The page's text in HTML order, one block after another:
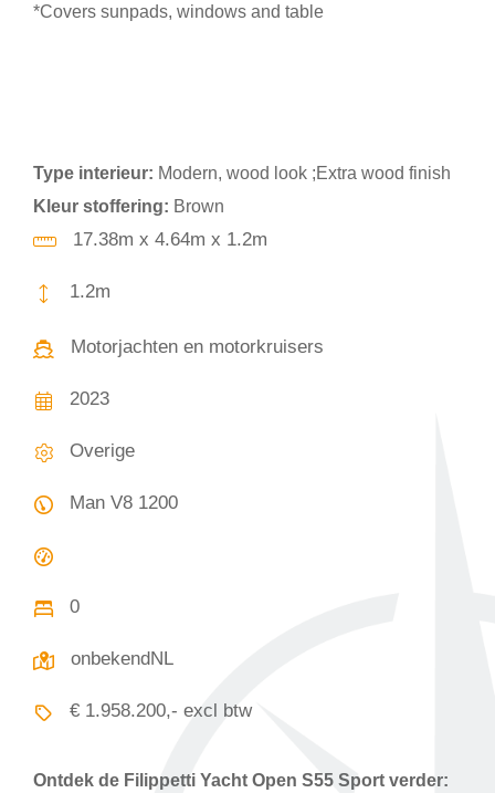
*Covers sunpads, windows and table
Type interieur: Modern, wood look ;Extra wood finish
Kleur stoffering: Brown
17.38m x 4.64m x 1.2m
1.2m
Motorjachten en motorkruisers
2023
Overige
Man V8 1200
0
onbekendNL
€ 1.958.200,- excl btw
Ontdek de Filippetti Yacht Open S55 Sport verder: